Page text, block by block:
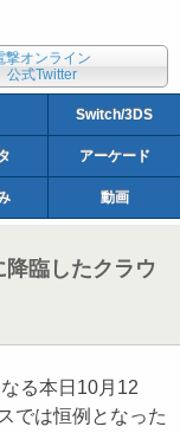
撃オンライン
公式Twitter
Switch/3DS
アーケード
動画
臨したクラウ
る本日10月12
では恒例となった